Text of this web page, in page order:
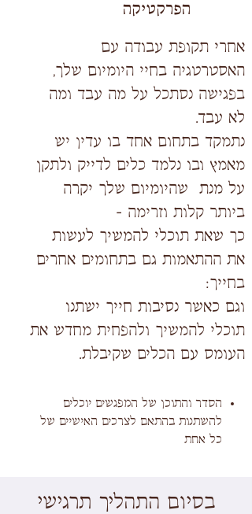
הפרקטיקה
אחרי תקופת עבודה עם
האסטרטגיה בחיי היומיום שלך,
בפגישה נסתכל על מה עבד ומה
לא עבד.
נתמקד בתחום אחד בו עדין יש
מאמץ ובו נלמד כלים לדייק ולתקן
על מנת שהיומיום שלך יקרה
ביותר קלות וזרימה -
כך שאת תוכלי להמשיך לעשות
את ההתאמות גם בתחומים אחרים
בחייך:
וגם כאשר נסיבות חייך ישתנו
תוכלי להמשיך ולהפחית מחדש את
העומס עם הכלים שקיבלת.
הסדר והתוכן של המפגשים יוכלים
להשתנות בהתאם לצרכים האישיים של
כל אחת
בסיום התהליך תרגישי